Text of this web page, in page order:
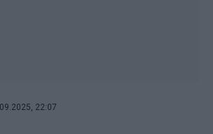
22:07